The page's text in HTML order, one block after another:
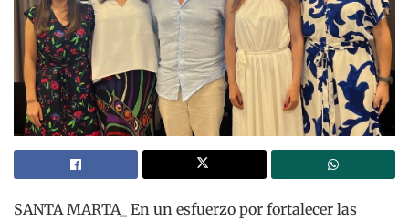
SANTA MARTA_ En un esfuerzo por fortalecer las